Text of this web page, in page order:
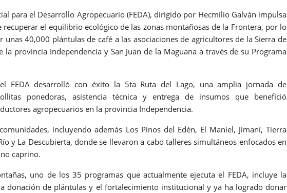
para el Desarrollo Agropecuario (FEDA), dirigido por Hecmilio Galván impulsa
el equilibrio ecológico de las zonas montañosas de la Frontera, por lo
unas 40,000 plántulas de café a las asociaciones de agricultores de la Sierra de
la provincia Independencia y San Juan de la Maguana a través de su Programa
FEDA desarrolló con éxito la 5ta Ruta del Lago, una amplia jornada de
ponedoras, asistencia técnica y entrega de insumos que benefició
agropecuarios en la provincia Independencia.
incluyendo además Los Pinos del Edén, El Maniel, Jimaní, Tierra
y La Descubierta, donde se llevaron a cabo talleres simultáneos enfocados en
caprino.
uno de los 35 programas que actualmente ejecuta el FEDA, incluye la
donación de plántulas y el fortalecimiento institucional y ya ha logrado donar